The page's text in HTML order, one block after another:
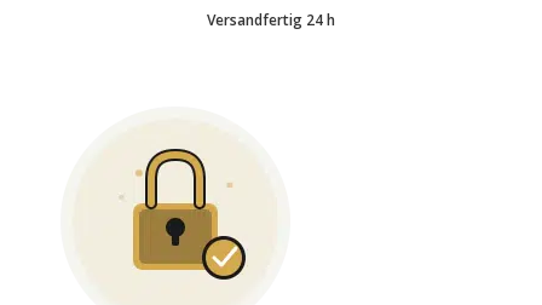
Versandfertig 24 h